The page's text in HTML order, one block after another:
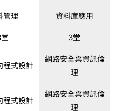
管理 資料庫應用
3堂
程式設計
網路安全與資訊倫
理
程式設計
網路安全與資訊倫
理